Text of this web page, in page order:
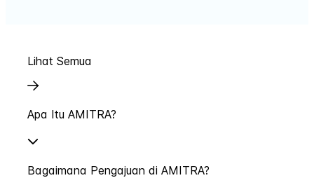
Lihat Semua
Apa Itu AMITRA?
Bagaimana Pengajuan di AMITRA?